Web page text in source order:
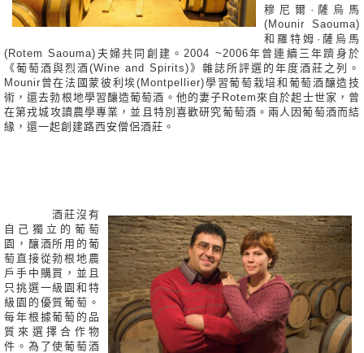
穆尼爾·薩烏馬
(Mounir Saouma)
和羅特姆·薩烏馬
(Rotem Saouma)夫婦共同創建。2004 ~2006年曾連續三年躋身於
《葡萄酒與烈酒(Wine and Spirits)》雜誌所評選的年度酒莊之列。
Mounir曾在法國蒙彼利埃(Montpellier)學習葡萄栽培和葡萄酒釀造技
術，還去勃根地學習釀造葡萄酒。他的妻子Rotem來自於起士世家，曾
在第戎城攻讀農學專業，並且特別喜歡研究葡萄酒。兩人因葡萄酒而結
緣，還一起創建路西安僧侶酒莊。
酒莊沒有
自己獨立的葡萄
園，釀酒所用的葡
萄直接從勃根地農
戶手中購買，並且
只挑選一級園和特
級園的優質葡萄。
每年根據葡萄的品
質來選擇合作物
件。為了使葡萄酒